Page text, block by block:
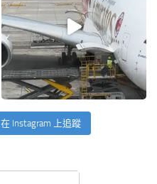
在 Instagram 上追蹤